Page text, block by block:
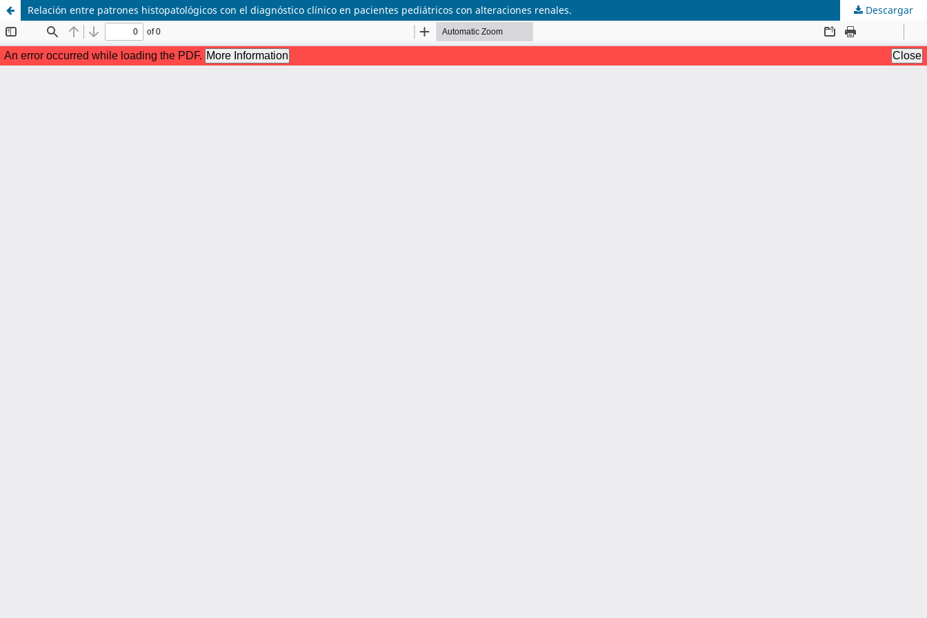
Relación entre patrones histopatológicos con el diagnóstico clínico en pacientes pediátricos con alteraciones renales. Descargar